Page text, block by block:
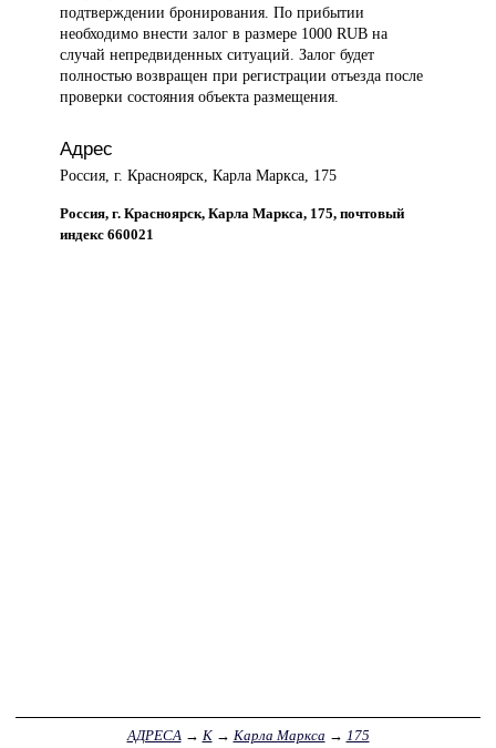
подтверждении бронирования. По прибытии
необходимо внести залог в размере 1000 RUB на
случай непредвиденных ситуаций. Залог будет
полностью возвращен при регистрации отъезда после
проверки состояния объекта размещения.
Адрес
Россия, г. Красноярск, Карла Маркса, 175
Россия, г. Красноярск, Карла Маркса, 175, почтовый
индекс 660021
АДРЕСА→ К→ Карла Маркса → 175